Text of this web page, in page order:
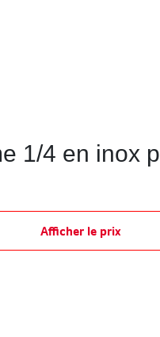
1/4 en inox
Afficher le prix